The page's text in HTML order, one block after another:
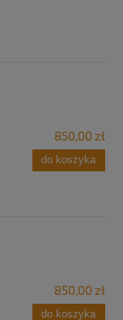
850,00 zł
do koszyka
850,00 zł
do koszyka